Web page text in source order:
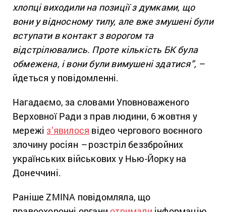
хлопці виходили на позиції з думками, що
вони у відносному тилу, але вже змушені були
вступати в контакт з ворогом та
відстрілювались. Проте кількість БК була
обмежена, і вони були вимушені здатися”, –
йдеться у повідомленні.
Нагадаємо, за словами Уповноваженого
Верховної Ради з прав людини, 6 жовтня у
мережіз’явилося відео чергового воєнного
злочину росіян –розстріл беззбройних
українських військових у Нью-Йорку на
Донеччині.
Раніше ZMINA повідомляла, що